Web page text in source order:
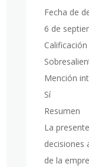
Fecha de
6 de
Calificación
Mención
Sí
Resumen
La
decisiones
de la